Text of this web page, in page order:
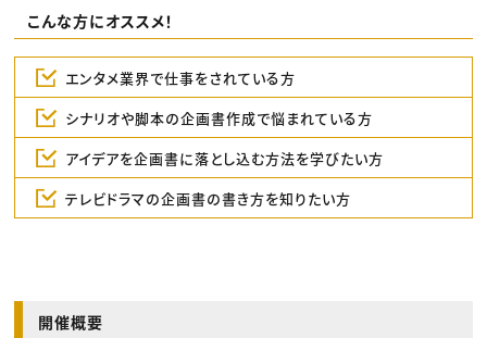
こんな方にオススメ！
エンタメ業界で仕事をされている方
シナリオや脚本の企画書作成で悩まれている方
アイデアを企画書に落とし込む方法を学びたい方
テレビドラマの企画書の書き方を知りたい方
開催概要